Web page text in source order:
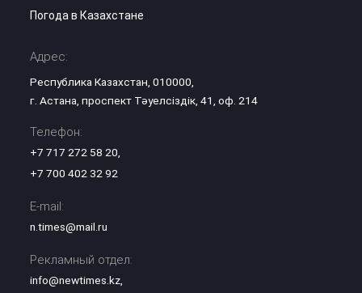
Погода в Казахстане
Адрес:
Республика Казахстан, 010000,
г. Астана, проспект Тәуелсіздік, 41, оф. 214
Телефон:
+7 717 272 58 20
+7 700 402 32 92
E-mail:
n.times@mail.ru
Рекламный отдел:
info@newtimes.kz,